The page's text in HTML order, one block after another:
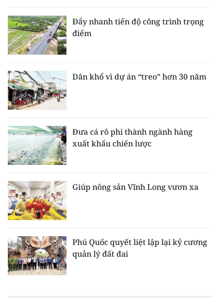
Đẩy nhanh tiến độ công trình trọng
điểm
Dân khổ vì dự án “treo” hơn 30 năm
Đưa cá rô phi thành ngành hàng
xuất khẩu chiến lược
Giúp nông sản Vĩnh Long vươn xa
Phú Quốc quyết liệt lập lại kỷ cương
quản lý đất đai